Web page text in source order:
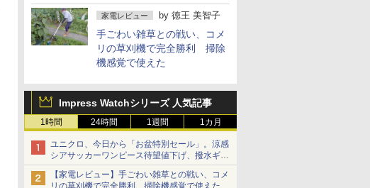
家電レビュー by 徳王 美智子
手ごわい雑草との戦い、コメ
リの草刈機で完全勝利 掃除
機感覚で使えた
Impress Watchシリーズ 人気記事
1時間 24時間 1週間 1カ月
ユニクロ、今日から「お盆特別セール」。涼感
シアサッカーワンピース待望値下げ、撥水ギア
ショーツは1990円に
【家電レビュー】手ごわい雑草との戦い、コメ
リの草刈機で完全勝利 掃除機感覚で使えた